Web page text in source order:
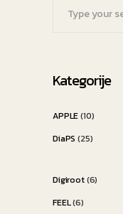
Kategorije
APPLE(10)
DiaPS (25)
Digiroot(6)
FEEL(6)